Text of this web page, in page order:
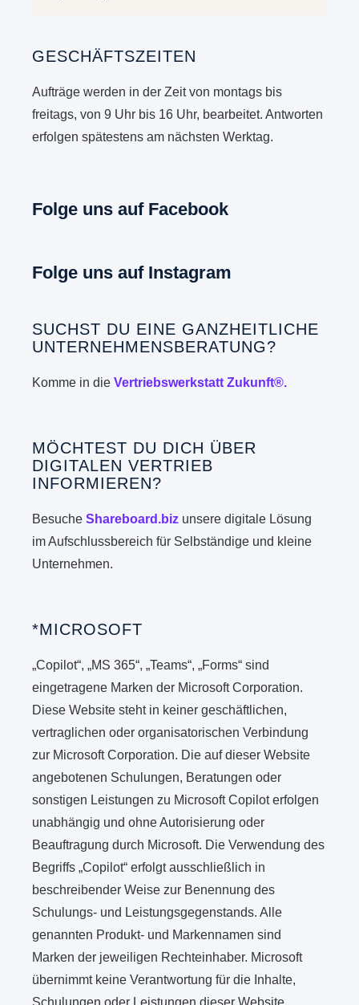
GESCHÄFTSZEITEN
Aufträge werden in der Zeit von montags bis
freitags, von 9 Uhr bis 16 Uhr, bearbeitet. Antworten
erfolgen spätestens am nächsten Werktag.
Folge uns auf Facebook
Folge uns auf Instagram
SUCHST DU EINE GANZHEITLICHE
UNTERNEHMENSBERATUNG?
Komme in dieVertriebswerkstatt Zukunft®.
MÖCHTEST DU DICH ÜBER
DIGITALEN VERTRIEB
INFORMIEREN?
BesucheShareboard.biz unsere digitale Lösung
im Aufschlussbereich für Selbständige und kleine
Unternehmen.
*MICROSOFT
„Copilot“, „MS 365“, „Teams“, „Forms“ sind
eingetragene Marken der Microsoft Corporation.
Diese Website steht in keiner geschäftlichen,
vertraglichen oder organisatorischen Verbindung
zur Microsoft Corporation. Die auf dieser Website
angebotenen Schulungen, Beratungen oder
sonstigen Leistungen zu Microsoft Copilot erfolgen
unabhängig und ohne Autorisierung oder
Beauftragung durch Microsoft. Die Verwendung des
Begriffs „Copilot“ erfolgt ausschließlich in
beschreibender Weise zur Benennung des
Schulungs- und Leistungsgegenstands. Alle
genannten Produkt- und Markennamen sind
Marken der jeweiligen Rechteinhaber. Microsoft
übernimmt keine Verantwortung für die Inhalte,
Schulungen oder Leistungen dieser Website.